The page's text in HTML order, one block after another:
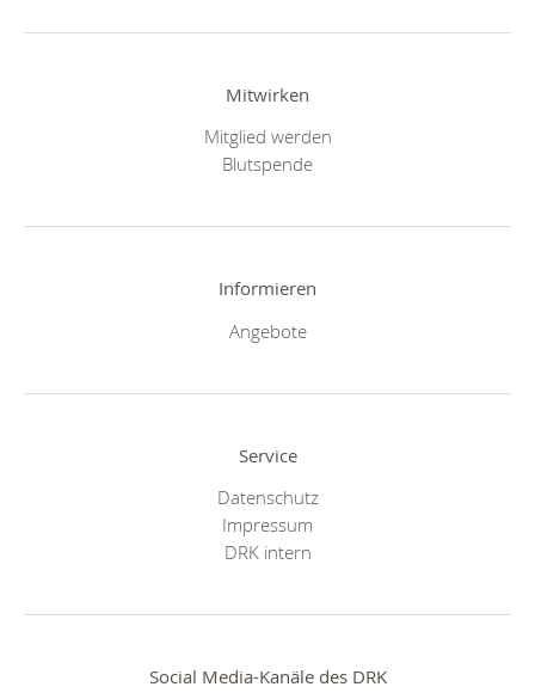
Mitwirken
Mitglied werden
Blutspende
Informieren
Angebote
Service
Datenschutz
Impressum
DRK intern
Social Media-Kanäle des DRK